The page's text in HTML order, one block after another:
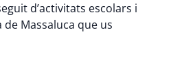
d’activitats escolars i
Massaluca que us